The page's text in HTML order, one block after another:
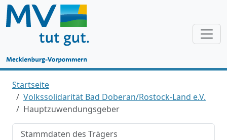
Startseite
Volkssolidarität Bad Doberan/Rostock-Land e.V.
Hauptzuwendungsgeber
Stammdaten des Trägers